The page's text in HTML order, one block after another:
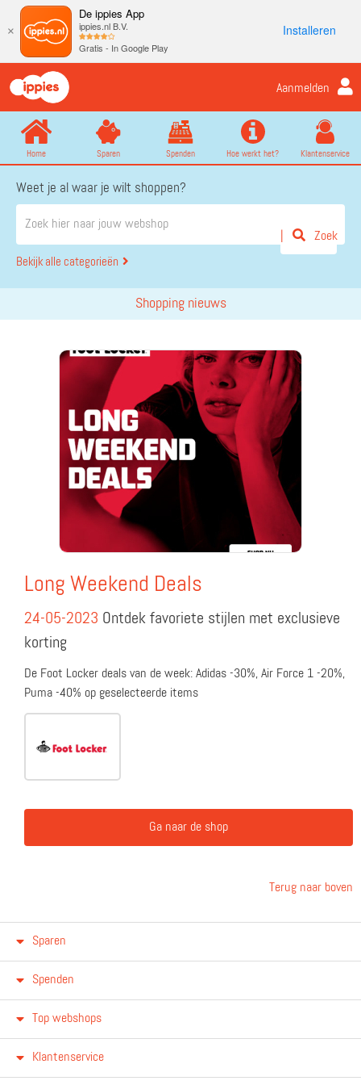
×
De ippies App
ippies.nl B.V.
Gratis - In Google Play
Installeren
Aanmelden
Home Sparen Spenden Hoe werkt het? Klantenservice
Weet je al waar je wilt shoppen?
Bekijk alle categorieën
Zoek
Shopping nieuws
Long Weekend Deals
24-05-2023 Ontdek favoriete stijlen met exclusieve
korting
De Foot Locker deals van de week: Adidas -30%, Air Force 1 -20%,
Puma -40% op geselecteerde items
Ga naar de shop
Terug naar boven
Sparen
Spenden
Top webshops
Klantenservice